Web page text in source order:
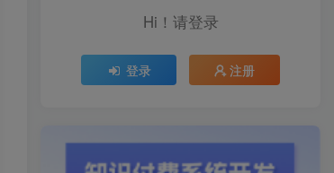
Hi！请登录
登录 注册